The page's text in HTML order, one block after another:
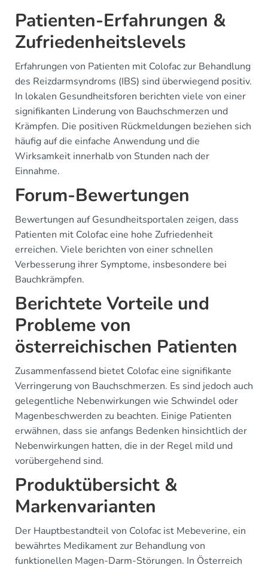
Patienten-Erfahrungen &
Zufriedenheitslevels
Erfahrungen von Patienten mit Colofac zur Behandlung
des Reizdarmsyndroms (IBS) sind überwiegend positiv.
In lokalen Gesundheitsforen berichten viele von einer
signifikanten Linderung von Bauchschmerzen und
Krämpfen. Die positiven Rückmeldungen beziehen sich
häufig auf die einfache Anwendung und die
Wirksamkeit innerhalb von Stunden nach der
Einnahme.
Forum-Bewertungen
Bewertungen auf Gesundheitsportalen zeigen, dass
Patienten mit Colofac eine hohe Zufriedenheit
erreichen. Viele berichten von einer schnellen
Verbesserung ihrer Symptome, insbesondere bei
Bauchkrämpfen.
Berichtete Vorteile und
Probleme von
österreichischen Patienten
Zusammenfassend bietet Colofac eine signifikante
Verringerung von Bauchschmerzen. Es sind jedoch auch
gelegentliche Nebenwirkungen wie Schwindel oder
Magenbeschwerden zu beachten. Einige Patienten
erwähnen, dass sie anfangs Bedenken hinsichtlich der
Nebenwirkungen hatten, die in der Regel mild und
vorübergehend sind.
Produktübersicht &
Markenvarianten
Der Hauptbestandteil von Colofac ist Mebeverine, ein
bewährtes Medikament zur Behandlung von
funktionellen Magen-Darm-Störungen. In Österreich